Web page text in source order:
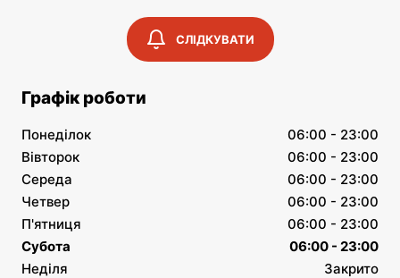
СЛІДКУВАТИ
Графік роботи
Понеділок
06:00 - 23:00
Вівторок
06:00 - 23:00
Середа
06:00 - 23:00
Четвер
06:00 - 23:00
П'ятниця
06:00 - 23:00
Субота
06:00 - 23:00
Неділя
Закрито